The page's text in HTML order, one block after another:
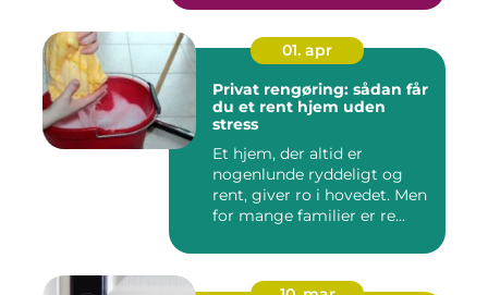
01. apr
Privat rengøring: sådan får
du et rent hjem uden
stress
Et hjem, der altid er
nogenlunde ryddeligt og
rent, giver ro i hovedet. Men
for mange familier er re...